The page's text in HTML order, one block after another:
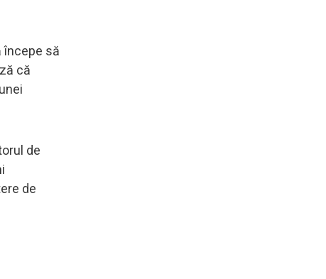
începe să
că
de
de